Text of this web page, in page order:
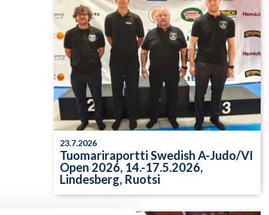
23.7.2026
Tuomariraportti Swedish A-Judo/VI
Open 2026, 14.-17.5.2026,
Lindesberg, Ruotsi